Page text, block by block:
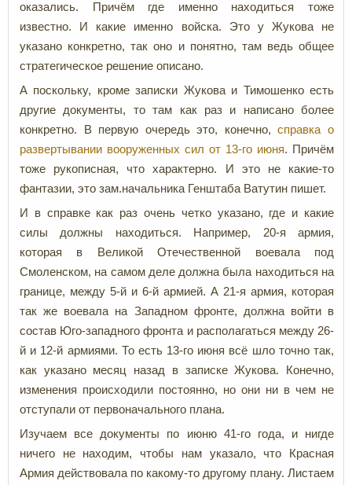
оказались. Причём где именно находиться тоже
известно. И какие именно войска. Это у Жукова не
указано конкретно, так оно и понятно, там ведь общее
стратегическое решение описано.
А поскольку, кроме записки Жукова и Тимошенко есть
другие документы, то там как раз и написано более
конкретно. В первую очередь это, конечно,справка о
развертывании вооруженных сил от 13-го июня. Причём
тоже рукописная, что характерно. И это не какие-то
фантазии, это зам.начальника Генштаба Ватутин пишет.
И в справке как раз очень четко указано, где и какие
силы должны находиться. Например, 20-я армия,
которая в Великой Отечественной воевала под
Смоленском, на самом деле должна была находиться на
границе, между 5-й и 6-й армией. А 21-я армия, которая
так же воевала на Западном фронте, должна войти в
состав Юго-западного фронта и располагаться между 26-
й и 12-й армиями. То есть 13-го июня всё шло точно так,
как указано месяц назад в записке Жукова. Конечно,
изменения происходили постоянно, но они ни в чем не
отступали от первоначального плана.
Изучаем все документы по июню 41-го года, и нигде
ничего не находим, чтобы нам указало, что Красная
Армия действовала по какому-то другому плану. Листаем